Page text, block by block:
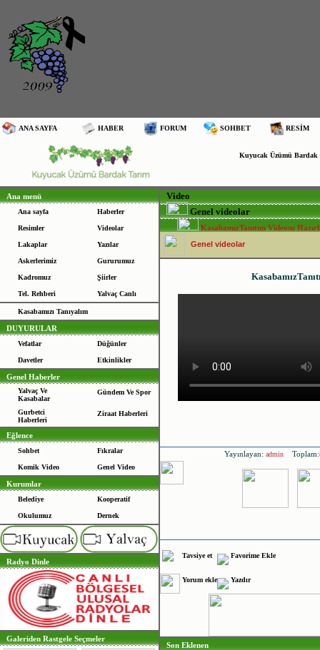
ANA SAYFA HABER FORUM SOHBET RESİM
Kuyucak Üzümü Bardak
Ana menü
Ana sayfa Haberler
Resimler Videolar
Lakaplar Yazılar
Askerlerimiz Gururumuz
Kadromuz Şiirler
Tel. Rehberi Yalvaç Canlı
Kasabamızı Tanıyalım
DUYURULAR
Vefatlar Düğünler
Davetler Etkinlikler
Genel Haberler
Yalvaç Ve
Kasabalar
Gündem Ve Spor
Gurbetci
Haberleri
Ziraat Haberleri
Eğlence
Sohbet Fıkralar
Komik Video Genel Video
Kurumlar
Belediye Kooperatif
Okulumuz Dernek
Radyo Dinle
Galeriden Rastgele Seçmeler
Video
Genel videolar
KasabamızTanıtım Videosu
Genel videolar
Yayınlayan: adminToplam:
Tavsiye et Favorime Ekle
Yorum ekle Yazdır
Son Eklenen